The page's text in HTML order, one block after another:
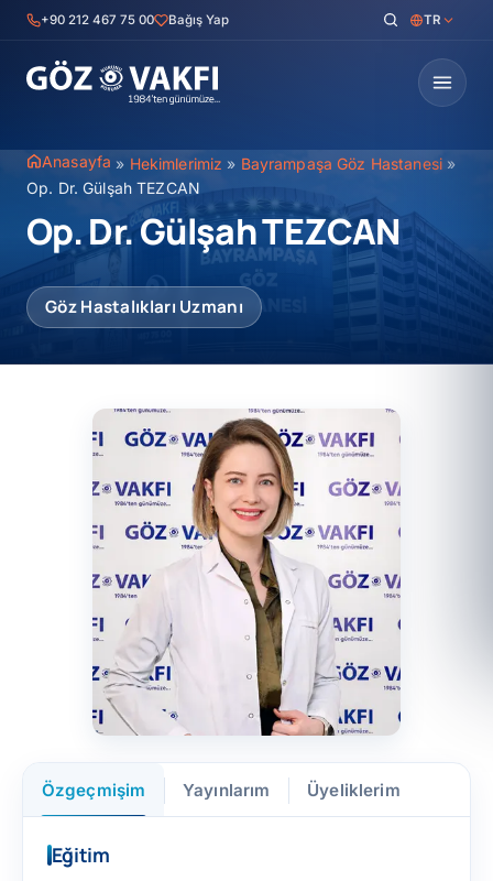
İçeriğe+90 212 467 75 00 Bağış Yap TR
Anasayfa » Hekimlerimiz » Bayrampaşa Göz Hastanesi »
Op. Dr. Gülşah TEZCAN
Op. Dr. Gülşah TEZCAN
Göz Hastalıkları Uzmanı
Özgeçmişim Yayınlarım Üyeliklerim
Eğitim